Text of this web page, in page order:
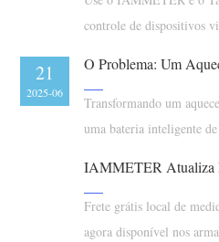
Explorar site
Ranking FV
controle de dispositivos
11
2025-07
Transformando um
uma bateria inteligente
21
2025-06
Frete grátis local de
agora disponível nos